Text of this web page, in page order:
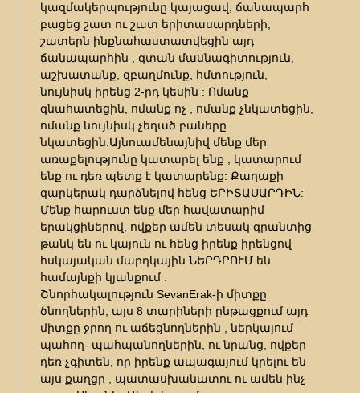
կազմակերպությունը կայացավ, ճանապարհ
բացեց շատ ու շատ երիտասարդների,
շատերն ինքնահաստատվեցին այդ
ճանապարհին , գտան մասնագիտություն,
աշխատանք, զբաղմունք, հմտություն,
նույնիսկ իրենց 2-րդ կեսին : Ոմանք
գնահատեցին, ոմանք ոչ , ոմանք չնկատեցին,
ոմանք նույնիսկ չեղած բաները
նկատեցին:Այնուամենայնիվ մենք մեր
առաքելությունը կատարել ենք , կատարում
ենք ու դեռ պետք է կատարենք: Քաղաքի
զարկերակ դարձնելով հենց ԵՐԻՏԱՍԱՐԴԻՆ:
Մենք հարուստ ենք մեր հավատարիմ
երակցիներով, ովքեր ամեն տեսակ գրանտից
թանկ են ու կայուն ու հենց իրենք իրենցով
հսկայական մարդկային ՆԵՐԴՐՈՒՄ են
համայնքի կյանքում :
Շնորհակալություն SevanErak-ի միտքը
ծնողներին, այս 8 տարիների ընթացքում այդ
միտքը ջրող ու աճեցնողներին , ներկայում
պահող- պահպանողներին, ու նրանց, ովքեր
դեռ չգիտեն, որ իրենք ապագայում կրելու են
այս քաղցր , պատասխանատու ու ամեն ինչ